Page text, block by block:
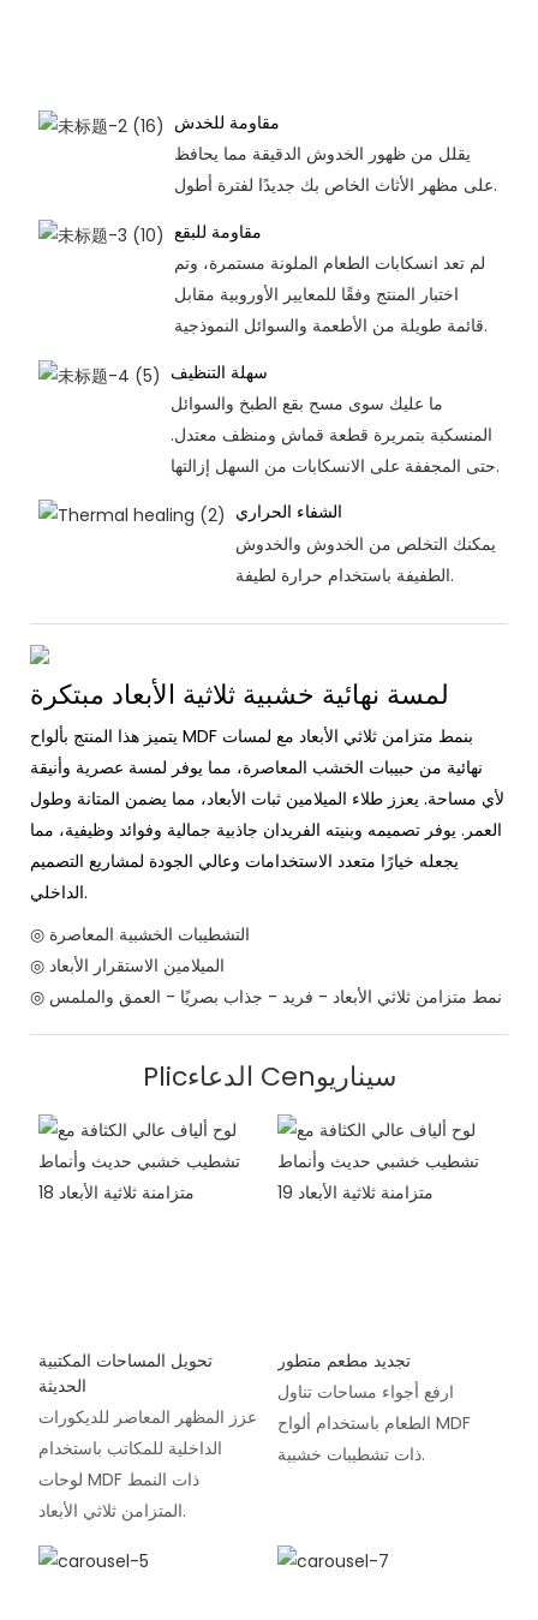
مقاومة للخدش
يقلل من ظهور الخدوش الدقيقة مما يحافظ
على مظهر الأثاث الخاص بك جديدًا لفترة أطول.
مقاومة للبقع
لم تعد انسكابات الطعام الملونة مستمرة، وتم
اختبار المنتج وفقًا للمعايير الأوروبية مقابل
قائمة طويلة من الأطعمة والسوائل النموذجية.
سهلة التنظيف
ما عليك سوى مسح بقع الطبخ والسوائل
المنسكبة بتمريرة قطعة قماش ومنظف معتدل.
حتى المجففة على الانسكابات من السهل إزالتها.
الشفاء الحراري
يمكنك التخلص من الخدوش والخدوش
الطفيفة باستخدام حرارة لطيفة.
لمسة نهائية خشبية ثلاثية الأبعاد مبتكرة
يتميز هذا المنتج بألواح MDF بنمط متزامن ثلاثي الأبعاد مع لمسات
نهائية من حبيبات الخشب المعاصرة، مما يوفر لمسة عصرية وأنيقة
لأي مساحة. يعزز طلاء الميلامين ثبات الأبعاد، مما يضمن المتانة وطول
العمر. يوفر تصميمه وبنيته الفريدان جاذبية جمالية وفوائد وظيفية، مما
يجعله خيارًا متعدد الاستخدامات وعالي الجودة لمشاريع التصميم
الداخلي.
◎ التشطيبات الخشبية المعاصرة
◎ الميلامين الاستقرار الأبعاد
◎ نمط متزامن ثلاثي الأبعاد - فريد - جذاب بصريًا - العمق والملمس
Plicالدعاء Cenسيناريو
تحويل المساحات المكتبية
الحديثة
عزز المظهر المعاصر للديكورات
الداخلية للمكاتب باستخدام
لوحات MDF ذات النمط
المتزامن ثلاثي الأبعاد.
تجديد مطعم متطور
ارفع أجواء مساحات تناول
الطعام باستخدام ألواح MDF
ذات تشطيبات خشبية.